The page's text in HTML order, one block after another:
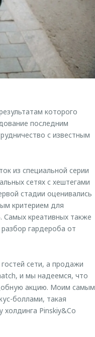
которого
последним
с известным
из специальной серии
сетях с хештегами
стадии оценивались
критерием для
Самых креативных также
гардероба от
сети, а продажи
и мы надеемся, что
акцию. Моим самым
боллами, такая
Pinskiy&Co